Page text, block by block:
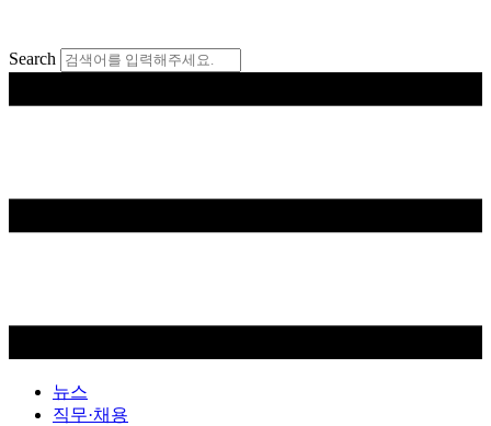
츠
건
Search
뉴스
직무·채용